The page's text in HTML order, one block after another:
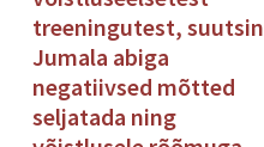
treeningutest, suutsin
Jumala abiga
negatiivsed mõtted
seljatada ning